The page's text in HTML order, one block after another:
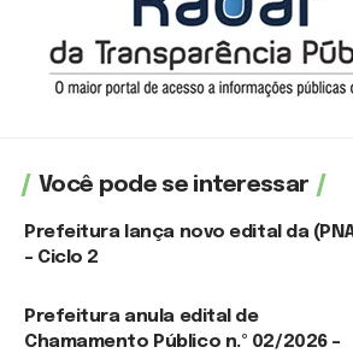
Você pode se interessar
Prefeitura lança novo edital da
– Ciclo 2
Prefeitura anula edital de
Chamamento Público n.º 02/2026 –